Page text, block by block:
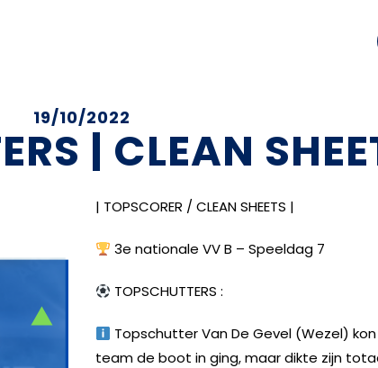
19/10/2022
| CLEAN
| TOPSCORER / CLEAN SHEETS |
3e nationale VV B – Speeldag 7
TOPSCHUTTERS :
Topschutter Van De Gevel (Wezel)
team de boot in ging, maar dikte zijn